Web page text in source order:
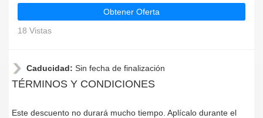
Obtener Oferta
18 Vistas
Caducidad: Sin fecha de finalización
TÉRMINOS Y CONDICIONES
Este descuento no durará mucho tiempo. Aplícalo durante el